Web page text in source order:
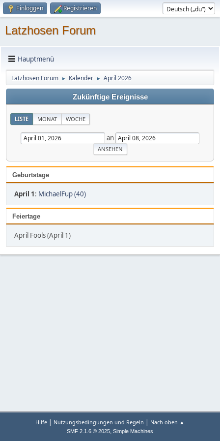
Einloggen Registrieren
Latzhosen Forum
Hauptmenü
Latzhosen Forum ► Kalender ► April 2026
Zukünftige Ereignisse
LISTE MONAT WOCHE
an
Geburtstage
April 1: MichaelFup (40)
Feiertage
April Fools (April 1)
Hilfe | Nutzungsbedingungen und Regeln | Nach oben ▲
SMF 2.1.6 © 2025, Simple Machines